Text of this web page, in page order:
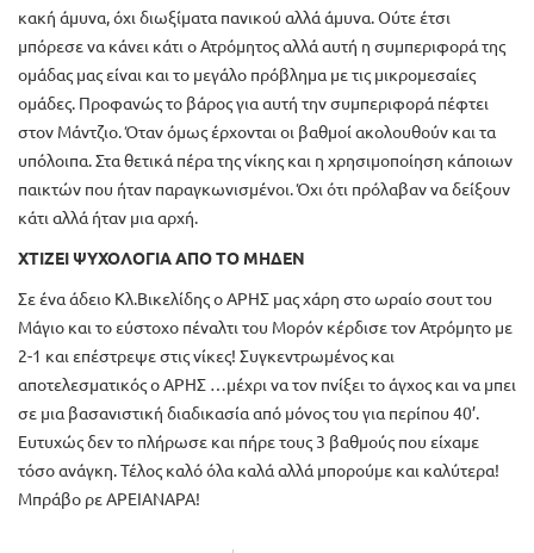
κακή άμυνα, όχι διωξίματα πανικού αλλά άμυνα. Ούτε έτσι
μπόρεσε να κάνει κάτι ο Ατρόμητος αλλά αυτή η συμπεριφορά της
ομάδας μας είναι και το μεγάλο πρόβλημα με τις μικρομεσαίες
ομάδες. Προφανώς το βάρος για αυτή την συμπεριφορά πέφτει
στον Μάντζιο. Όταν όμως έρχονται οι βαθμοί ακολουθούν και τα
υπόλοιπα. Στα θετικά πέρα της νίκης και η χρησιμοποίηση κάποιων
παικτών που ήταν παραγκωνισμένοι. Όχι ότι πρόλαβαν να δείξουν
κάτι αλλά ήταν μια αρχή.
ΧΤΙΖΕΙ ΨΥΧΟΛΟΓΙΑ ΑΠΟ ΤΟ ΜΗΔΕΝ
Σε ένα άδειο Κλ.Βικελίδης ο ΑΡΗΣ μας χάρη στο ωραίο σουτ του
Μάγιο και το εύστοχο πέναλτι του Μορόν κέρδισε τον Ατρόμητο με
2-1 και επέστρεψε στις νίκες! Συγκεντρωμένος και
αποτελεσματικός ο ΑΡΗΣ …μέχρι να τον πνίξει το άγχος και να μπει
σε μια βασανιστική διαδικασία από μόνος του για περίπου 40’.
Ευτυχώς δεν το πλήρωσε και πήρε τους 3 βαθμούς που είχαμε
τόσο ανάγκη. Τέλος καλό όλα καλά αλλά μπορούμε και καλύτερα!
Μπράβο ρε ΑΡΕΙΑΝΑΡΑ!